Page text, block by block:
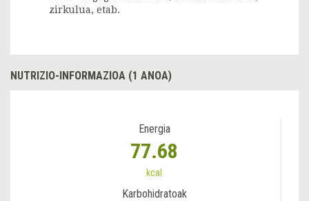
zirkulua, etab.
NUTRIZIO-INFORMAZIOA (1 ANOA)
Energia
77.68
kcal
Karbohidratoak